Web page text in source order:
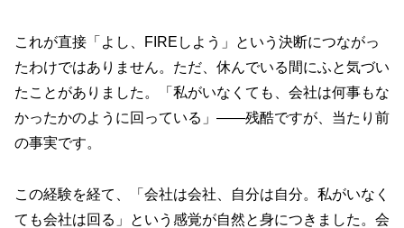
これが直接「よし、FIREしよう」という決断につながっ
たわけではありません。ただ、休んでいる間にふと気づい
たことがありました。「私がいなくても、会社は何事もな
かったかのように回っている」――残酷ですが、当たり前
の事実です。
この経験を経て、「会社は会社、自分は自分。私がいなく
ても会社は回る」という感覚が自然と身につきました。会